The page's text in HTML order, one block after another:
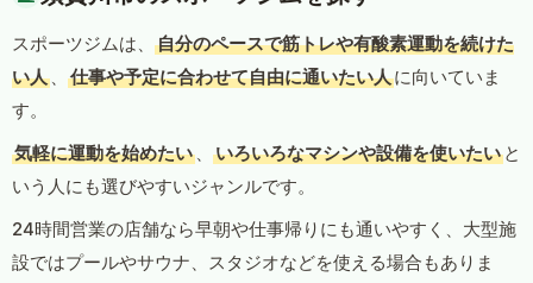
スポーツジムは、
自分のペースで筋トレや有酸素運動を続けた
い人 、 仕事や予定に合わせて自由に通いたい人に向いていま
す。
気軽に運動を始めたい 、 いろいろなマシンや設備を使いたい と
いう人にも選びやすいジャンルです。
24時間営業の店舗なら早朝や仕事帰りにも通いやすく、大型施
設ではプールやサウナ、スタジオなどを使える場合もありま